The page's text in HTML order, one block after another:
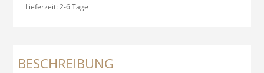
Lieferzeit:2-6 Tage
BESCHREIBUNG